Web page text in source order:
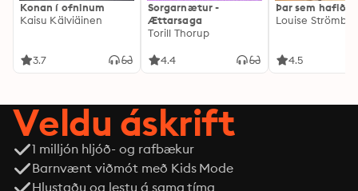
Konan í ofninum
Kaisu Kälviäinen
3.7
Sorgarnætur -
Ættarsaga
Torill Thorup
4.4
Þar sem hafið
Louise
4.5
Veldu áskrift
1 milljón hljóð- og rafbækur
Barnvænt viðmót með Kids Mode
Hlustaðu og lestu á sama tíma